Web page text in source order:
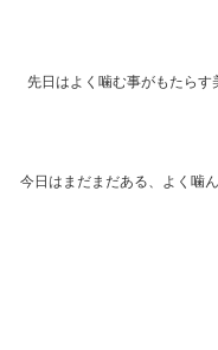
先日はよく噛む事がもたら
今日はまだまだある、よく噛